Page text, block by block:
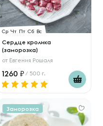
Ср Чт Пт Сб Вс
Сердце кролика
(заморозка)
от Евгения Рошаля
1260 / 500 г.
Заморозка